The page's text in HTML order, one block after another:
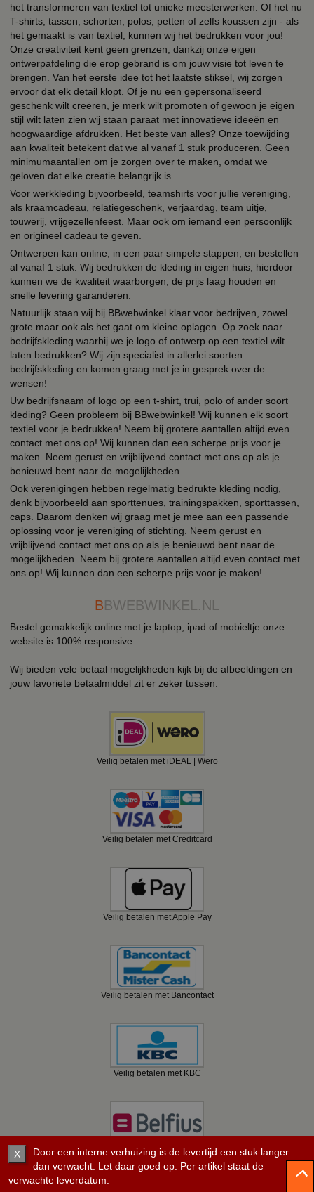
het transformeren van textiel tot unieke meesterwerken. Of het nu
T-shirts, tassen, schorten, polos, petten of zelfs koussen zijn - als
het gemaakt is van textiel, kunnen wij het bedrukken voor jou!
Onze creativiteit kent geen grenzen, dankzij onze eigen
ontwerpafdeling die erop gebrand is om jouw visie tot leven te
brengen. Van het eerste idee tot het laatste stiksel, wij zorgen
ervoor dat elk detail klopt. Of je nu een gepersonaliseerd
geschenk wilt creëren, je merk wilt promoten of gewoon je eigen
stijl wilt laten zien wij staan paraat met innovatieve ideeën en
hoogwaardige afdrukken. Het beste van alles? Onze toewijding
aan kwaliteit betekent dat we al vanaf 1 stuk produceren. Geen
minimumaantallen om je zorgen over te maken, omdat we
geloven dat elke creatie belangrijk is.
Voor werkkleding bijvoorbeeld, teamshirts voor jullie vereniging,
als kraamcadeau, relatiegeschenk, verjaardag, team uitje,
touwerij, vrijgezellenfeest. Maar ook om iemand een persoonlijk
en origineel cadeau te geven.
Ontwerpen kan online, in een paar simpele stappen, en bestellen
al vanaf 1 stuk. Wij bedrukken de kleding in eigen huis, hierdoor
kunnen we de kwaliteit waarborgen, de prijs laag houden en
snelle levering garanderen.
Natuurlijk staan wij bij BBwebwinkel klaar voor bedrijven, zowel
grote maar ook als het gaat om kleine oplagen. Op zoek naar
bedrijfskleding waarbij we je logo of ontwerp op een textiel wilt
laten bedrukken? Wij zijn specialist in allerlei soorten
bedrijfskleding en komen graag met je in gesprek over de
wensen!
Uw bedrijfsnaam of logo op een t-shirt, trui, polo of ander soort
kleding? Geen probleem bij BBwebwinkel! Wij kunnen elk soort
textiel voor je bedrukken! Neem bij grotere aantallen altijd even
contact met ons op! Wij kunnen dan een scherpe prijs voor je
maken. Neem gerust en vrijblijvend contact met ons op als je
benieuwd bent naar de mogelijkheden.
Ook verenigingen hebben regelmatig bedrukte kleding nodig,
denk bijvoorbeeld aan sporttenues, trainingspakken, sporttassen,
caps. Daarom denken wij graag met je mee aan een passende
oplossing voor je vereniging of stichting. Neem gerust en
vrijblijvend contact met ons op als je benieuwd bent naar de
mogelijkheden. Neem bij grotere aantallen altijd even contact met
ons op! Wij kunnen dan een scherpe prijs voor je maken!
BBWEBWINKEL.NL
Bestel gemakkelijk online met je laptop, ipad of mobieltje onze
website is 100% responsive.
Wij bieden vele betaal mogelijkheden kijk bij de afbeeldingen en
jouw favoriete betaalmiddel zit er zeker tussen.
Veilig betalen met iDEAL | Wero
Veilig betalen met Creditcard
Veilig betalen met Apple Pay
Veilig betalen met Bancontact
Veilig betalen met KBC
Veilig betalen met Belfius
©2008 - 2026 BBwebwinkel.nl.
X
Door een interne verhuizing is de levertijd een stuk langer
dan verwacht. Let daar goed op. Per artikel staat de
verwachte leverdatum.